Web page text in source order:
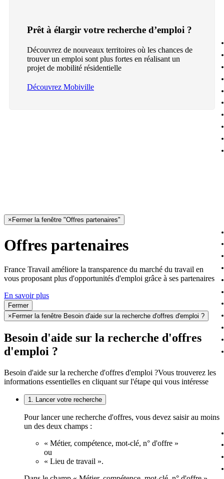
Prêt à élargir votre recherche d’emploi ?
Découvrez de nouveaux territoires où les chances de
trouver un emploi sont plus fortes en réalisant un
projet de mobilité résidentielle
Découvrez Mobiville
× Fermer la fenêtre "Offres partenaires"
Offres partenaires
France Travail améliore la transparence du marché du travail en
vous proposant plus d'opportunités d'emploi grâce à ses partenaires
En savoir plus
Fermer
× Fermer la fenêtre Besoin d'aide sur la recherche d'offres d'emploi ?
Besoin d'aide sur la recherche d'offres
d'emploi ?
Besoin d'aide sur la recherche d'offres d'emploi ?Vous trouverez les
informations essentielles en cliquant sur l'étape qui vous intéresse
1. Lancer votre recherche
Pour lancer une recherche d'offres, vous devez saisir au moins
un des deux champs :
« Métier, compétence, mot-clé, n° d'offre »
ou
« Lieu de travail ».